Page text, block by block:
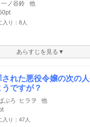
一ノ谷鈴 他
入り：8人
あらすじを見る▼
された悪役令嬢の次の
ですが？
ぶろ ヒラヲ 他
入り：47人